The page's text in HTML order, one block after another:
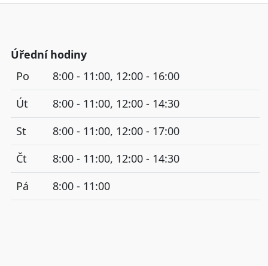
Úřední hodiny
Po
8:00 - 11:00, 12:00 - 16:00
Út
8:00 - 11:00, 12:00 - 14:30
St
8:00 - 11:00, 12:00 - 17:00
Čt
8:00 - 11:00, 12:00 - 14:30
Pá
8:00 - 11:00